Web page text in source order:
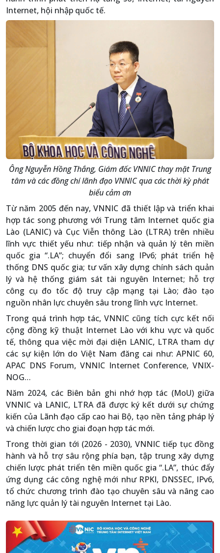
Internet, hội nhập quốc tế.
Ông Nguyễn Hồng Thắng, Giám đốc VNNIC thay mặt Trung
tâm và các đồng chí lãnh đạo VNNIC qua các thời kỳ phát
biểu cảm ơn
Từ năm 2005 đến nay, VNNIC đã thiết lập và triển khai
hợp tác song phương với Trung tâm Internet quốc gia
Lào (LANIC) và Cục Viễn thông Lào (LTRA) trên nhiều
lĩnh vực thiết yếu như: tiếp nhận và quản lý tên miền
quốc gia “.LA”; chuyển đổi sang IPv6; phát triển hệ
thống DNS quốc gia; tư vấn xây dựng chính sách quản
lý và hệ thống giám sát tài nguyên Internet; hỗ trợ
công cụ đo tốc độ truy cập mạng tại Lào; đào tạo
nguồn nhân lực chuyên sâu trong lĩnh vực Internet.
Trong quá trình hợp tác, VNNIC cũng tích cực kết nối
cộng đồng kỹ thuật Internet Lào với khu vực và quốc
tế, thông qua việc mời đại diện LANIC, LTRA tham dự
các sự kiện lớn do Việt Nam đăng cai như: APNIC 60,
APAC DNS Forum, VNNIC Internet Conference, VNIX-
NOG…
Năm 2024, các Biên bản ghi nhớ hợp tác (MoU) giữa
VNNIC và LANIC, LTRA đã được ký kết dưới sự chứng
kiến của Lãnh đạo cấp cao hai Bộ, tạo nền tảng pháp lý
và chiến lược cho giai đoạn hợp tác mới.
Trong thời gian tới (2026 - 2030), VNNIC tiếp tục đồng
hành và hỗ trợ sâu rộng phía bạn, tập trung xây dựng
chiến lược phát triển tên miền quốc gia “.LA”, thúc đẩy
ứng dụng các công nghệ mới như RPKI, DNSSEC, IPv6,
tổ chức chương trình đào tạo chuyên sâu và nâng cao
năng lực quản lý tài nguyên Internet tại Lào.